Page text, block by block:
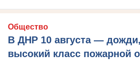
Общество
В ДНР 10 августа —
высокий класс пожарной